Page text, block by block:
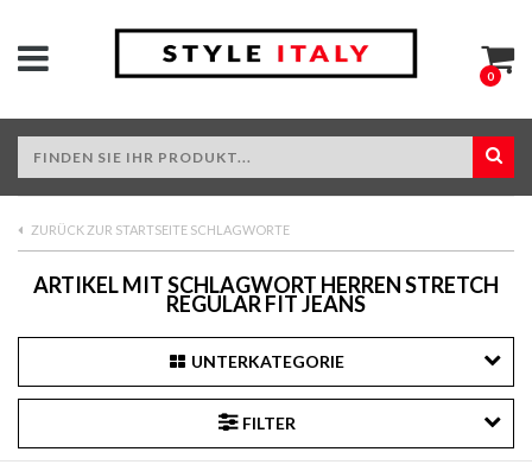
0
ZURÜCK ZUR STARTSEITE SCHLAGWORTE
ARTIKEL MIT SCHLAGWORT HERREN STRETCH
REGULAR FIT JEANS
UNTERKATEGORIE
FILTER